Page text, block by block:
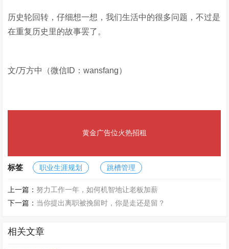
历史轮回转，仔细想一想，我们生活中的很多问题，不过是
在重复历史里的故事罢了。
文/万方中（微信ID：wansfang）
黄金广告位火热招租
标签 职业生涯规划 跳槽管理
上一篇： 努力工作一年，如何机智地让老板加薪
下一篇： 当你提出离职被挽留时，你是走还是留？
相关文章